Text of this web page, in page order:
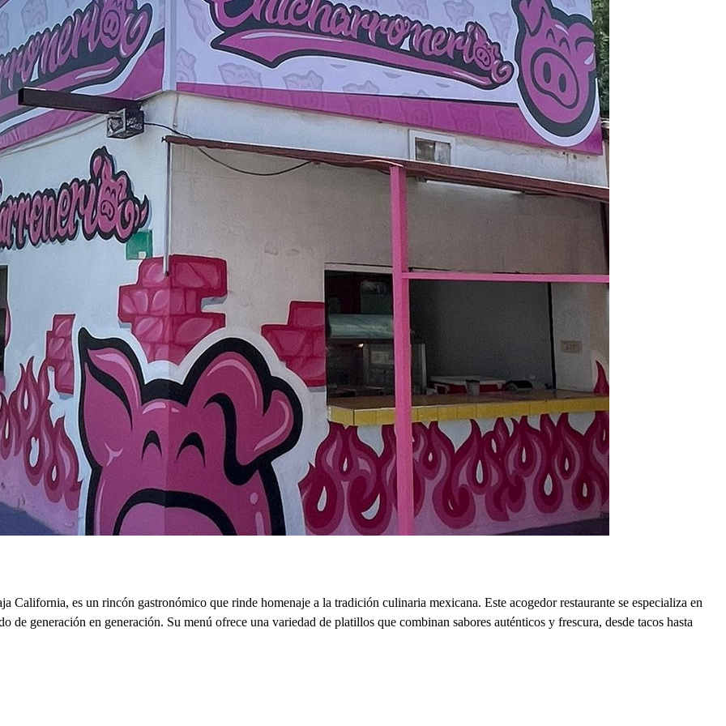
es un rincón gastronómico que rinde homenaje a la tradición culinaria mexicana. Este acogedor restaurante se especializa en
de generación en generación. Su menú ofrece una variedad de platillos que combinan sabores auténticos y frescura, desde tacos hasta